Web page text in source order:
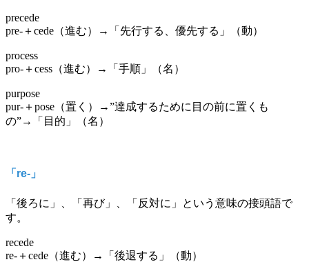
precede
pre-＋cede（進む）→「先行する、優先する」（動）
process
pro-＋cess（進む）→「手順」（名）
purpose
pur-＋pose（置く）→”達成するために目の前に置くも
の”→「目的」（名）
「re-」
「後ろに」、「再び」、「反対に」という意味の接頭語で
す。
recede
re-＋cede（進む）→「後退する」（動）